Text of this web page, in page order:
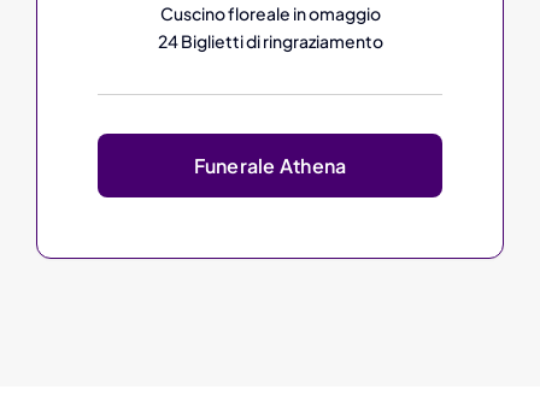
Cuscino floreale in omaggio
24 Biglietti di ringraziamento
Funerale Athena